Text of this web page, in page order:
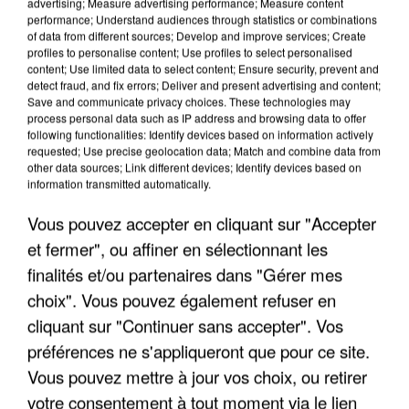
L’UN DES FONDATEURS SUPPOSÉS DE LA DZ
MAFIA INTERPELLÉ EN ALGÉRIE
performance; Understand audiences through statistics or combinations
of data from different sources; Develop and improve services; Create
profiles to personalise content; Use profiles to select personalised
content; Use limited data to select content; Ensure security, prevent and
detect fraud, and fix errors; Deliver and present advertising and content;
Save and communicate privacy choices. These technologies may
process personal data such as IP address and browsing data to offer
following functionalities: Identify devices based on information actively
requested; Use precise geolocation data; Match and combine data from
other data sources; Link different devices; Identify devices based on
information transmitted automatically.
Vous pouvez accepter en cliquant sur "Accepter
et fermer", ou affiner en sélectionnant les
finalités et/ou partenaires dans "Gérer mes
choix". Vous pouvez également refuser en
cliquant sur "Continuer sans accepter". Vos
préférences ne s'appliqueront que pour ce site.
Vous pouvez mettre à jour vos choix, ou retirer
votre consentement à tout moment via le lien